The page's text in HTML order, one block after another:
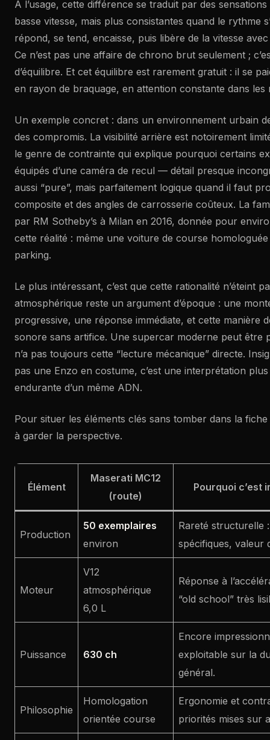
À l’usage, cette différence se traduit par des
basse vitesse, mais plus consistantes quand le rythme
répond, se tend, encaisse, puis libère de la vitesse
Ce n’est pas une affaire de chrono brut seulement ;
d’équilibre. Et cet équilibre est rarement gratuit : il se
en rayon de braquage, en attention constante dans
Un exemple concret : dans un environnement urbain
des compromis. La visibilité arrière est notoirement
le genre de contrainte qui explique pourquoi certains
équipés d’une caméra de recul — détail presque
aussi “pure”, mais parfaitement logique quand il faut
composite et des angles de carrosserie coûteux. La
par RM Sotheby’s à Milan en 2016, donnée pour
cette réalité : même une voiture de course
parking.
Le plus intéressant, c’est que cette rationalité n’éteint
atmosphérique reste un argument d’époque : une
progressive, une réponse immédiate, et cette manière
sonore sans artifice. Une supercar moderne peut être
n’a pas toujours cette “lecture mécanique” directe.
pas une Enzo en costume, c’est une interprétation
endurante d’un même ADN.
Pour situer les éléments clés sans tomber dans la
à garder la perspective.
Élément
Maserati MC12
(route)
Pourquoi c’est
Production
50 exemplaires
environ
Rareté structurelle
spécifiques, valeur
Moteur
V12
atmosphérique
6,0 L
Réponse à
“old school” très
Puissance 630 ch
Encore
exploitable sur la
général.
Philosophie
Homologation
orientée course
Ergonomie et
priorités mises sur